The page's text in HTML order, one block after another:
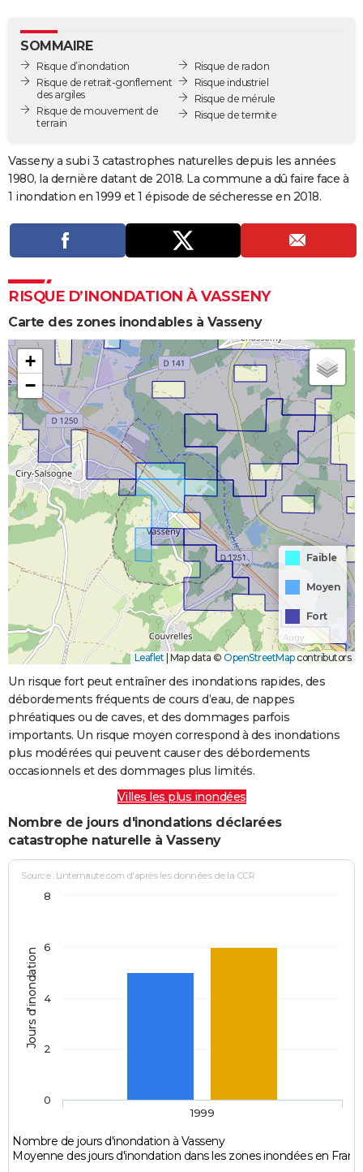
GUIDES D'ACHAT
BONS PLANS
CARTE DE VOEUX
Dictionnaire
Biographies
Citations
Expressions
Proverbes
PROGRAMME TV
Se connecter
Entreprises
Service militaire
Avis de recherche
AVIS DE DÉCÈS
FORUM
SOMMAIRE
Risque d’inondation
Risque de retrait-gonflement
des argiles
Risque de mouvement de
terrain
Risque de radon
Risque industriel
Risque de mérule
Risque de termite
Vasseny a subi 3 catastrophes naturelles depuis les années
1980, la dernière datant de 2018. La commune a dû faire face à
1 inondation en 1999 et 1 épisode de sécheresse en 2018.
RISQUE D’INONDATION À VASSENY
Carte des zones inondables à Vasseny
+
−
Faible
Moyen
Fort
Leaflet | Map data © OpenStreetMapcontributors
Un risque fort peut entraîner des inondations rapides, des
débordements fréquents de cours d’eau, de nappes
phréatiques ou de caves, et des dommages parfois
importants. Un risque moyen correspond à des inondations
plus modérées qui peuvent causer des débordements
occasionnels et des dommages plus limités.
Villes les plus inondées
Nombre de jours d'inondations déclarées
catastrophe naturelle à Vasseny
Jours d'inondation
Source : Linternaute.com d'après les données de la CCR
Nombre de jours d'inondation à Vasseny
Moyenne des jours d'inondation dans les zones inondées en
1999
0
2
4
6
8